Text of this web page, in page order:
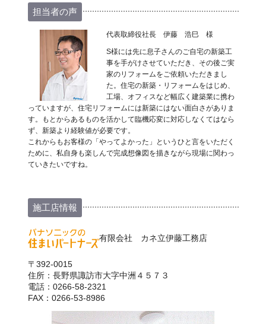
担当者の声
代表取締役社長 伊藤 浩巳 様
S様には先に息子さんのご自宅の新築工
事を手がけさせていただき、その後ご実
家のリフォームをご依頼いただきまし
た。住宅の新築・リフォームをはじめ、
工場、オフィスなど幅広く建築業に携わ
っていますが、住宅リフォームには新築にはない面白さがありま
す。もとからあるものを活かして臨機応変に対応しなくてはなら
ず、新築より経験値が必要です。
これからもお客様の「やってよかった」というひと言をいただく
ために、私自身も楽しんで完成想像図を描きながら現場に関わっ
ていきたいですね。
施工店情報
有限会社 カネ立伊藤工務店
〒392-0015
住所：長野県諏訪市大字中洲４５７３
電話：0266-58-2321
FAX：0266-53-8986